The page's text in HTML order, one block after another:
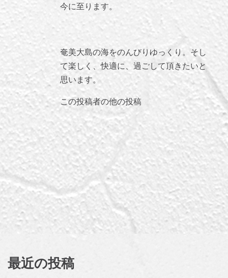
今に至ります。
奄美大島の海をのんびりゆっくり。そし
て楽しく、快適に、過ごして頂きたいと
思います。
この投稿者の他の投稿
最近の投稿